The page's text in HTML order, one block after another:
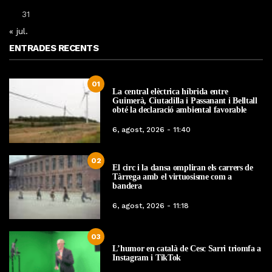
31
« jul.
ENTRADES RECENTS
01
La central elèctrica híbrida entre
Guimerà, Ciutadilla i Passanant i Belltall
obté la declaració ambiental favorable
6, agost, 2026 - 11:40
02
El circ i la dansa ompliran els carrers de
Tàrrega amb el virtuosisme com a
bandera
6, agost, 2026 - 11:18
03
L’humor en català de Cesc Sarri triomfa a
Instagram i TikTok